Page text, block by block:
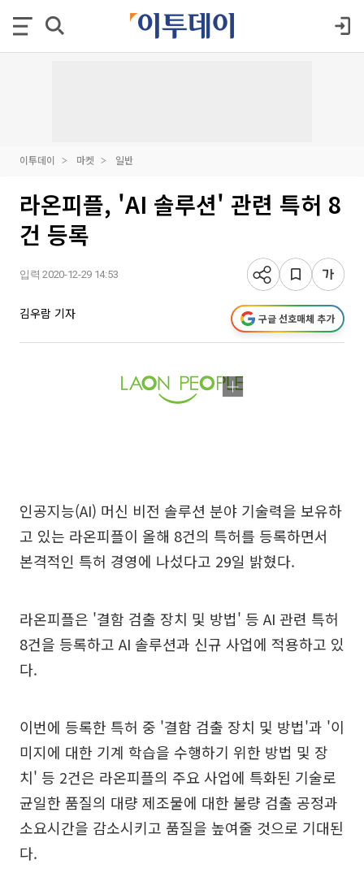
이투데이 마켓 일반
라온피플, 'AI 솔루션' 관련 특허 8
건 등록
입력 2020-12-29 14:53
김우람 기자 구글 선호매체 추가
인공지능(AI) 머신 비전 솔루션 분야 기술력을 보유하
고 있는 라온피플이 올해 8건의 특허를 등록하면서
본격적인 특허 경영에 나섰다고 29일 밝혔다.
라온피플은 '결함 검출 장치 및 방법' 등 AI 관련 특허
8건을 등록하고 AI 솔루션과 신규 사업에 적용하고 있
다.
이번에 등록한 특허 중 '결함 검출 장치 및 방법'과 '이
미지에 대한 기계 학습을 수행하기 위한 방법 및 장
치' 등 2건은 라온피플의 주요 사업에 특화된 기술로
균일한 품질의 대량 제조물에 대한 불량 검출 공정과
소요시간을 감소시키고 품질을 높여줄 것으로 기대된
다.